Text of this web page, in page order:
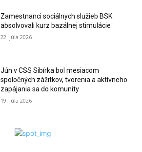
Zamestnanci sociálnych služieb BSK
absolvovali kurz bazálnej stimulácie
22. júla 2026
Jún v CSS Sibírka bol mesiacom
spoločných zážitkov, tvorenia a aktívneho
zapájania sa do komunity
19. júla 2026